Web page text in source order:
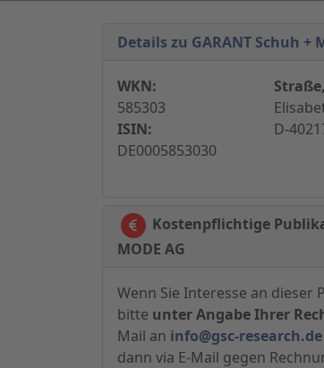
Details zu GARANT Schuh +
WKN:
585303
ISIN:
DE0005853030
D-
Kostenpflichtige
MODE AG
Wenn Sie Interesse an dieser
bitte unter Angabe Ihrer
Mail an info@gsc-research.de
dann via E-Mail gegen